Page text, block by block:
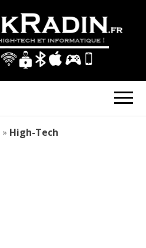
» High-Tech